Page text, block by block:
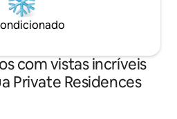
com vistas incríveis
Private Residences